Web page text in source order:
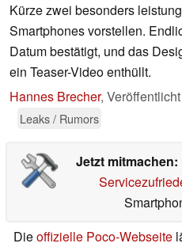
Kürze zwei besonders
Smartphones vorstellen.
Datum bestätigt, und das
ein Teaser-Video enthüllt.
Hannes Brecher,
Leaks / Rumors
Jetzt mitmachen:
Dieoffizielle Poco-Webseite